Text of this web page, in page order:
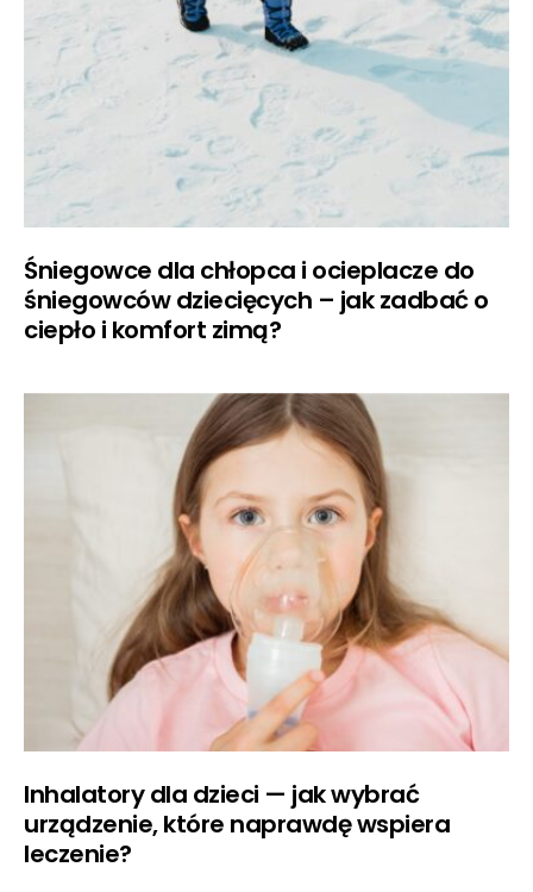
Śniegowce dla chłopca i ocieplacze do
śniegowców dziecięcych – jak zadbać o
ciepło i komfort zimą?
Inhalatory dla dzieci — jak wybrać
urządzenie, które naprawdę wspiera
leczenie?